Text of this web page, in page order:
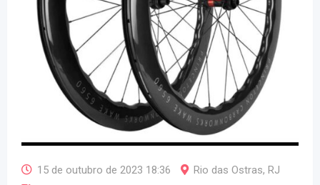
15 de outubro de 2023 18:36 Rio das Ostras, RJ